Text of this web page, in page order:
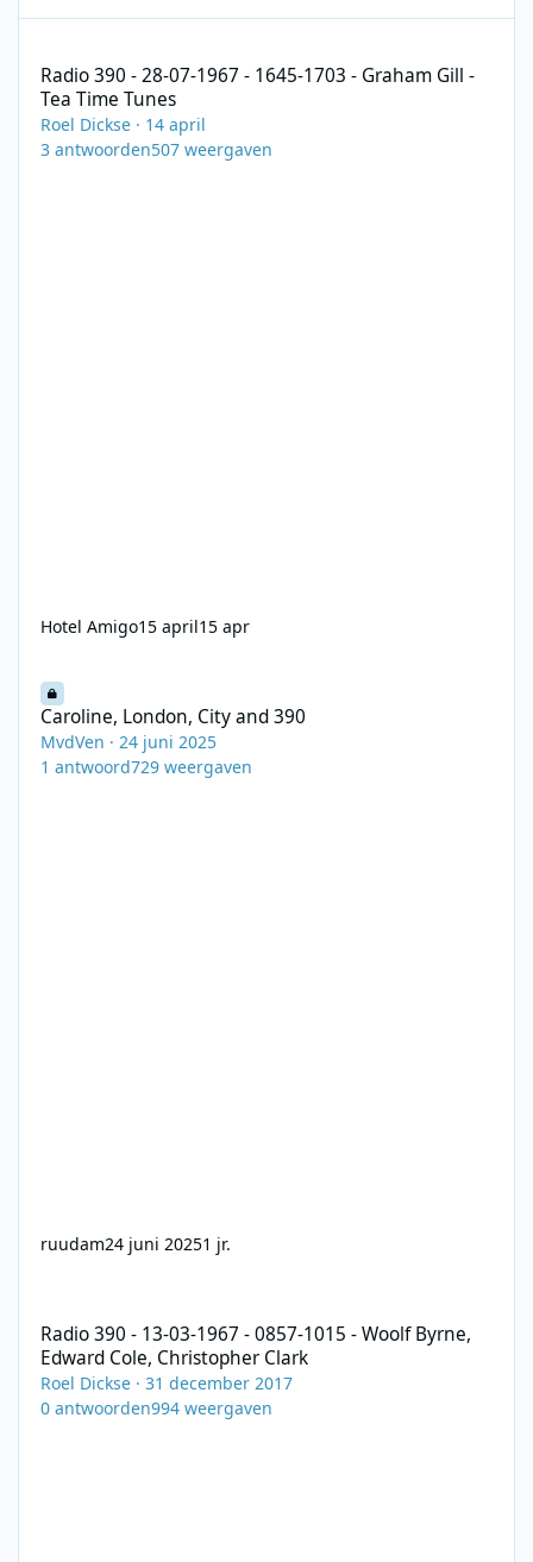
Radio 390 - 28-07-1967 - 1645-1703 - Graham Gill -
Tea Time Tunes
Roel Dickse · 14 april
3 antwoorden507 weergaven
Hotel Amigo15 april15 apr
Caroline, London, City and 390
MvdVen ·24 juni 2025
1 antwoord729 weergaven
ruudam24 juni 20251 jr.
Radio 390 - 13-03-1967 - 0857-1015 - Woolf Byrne,
Edward Cole, Christopher Clark
Roel Dickse ·31 december 2017
0 antwoorden994 weergaven